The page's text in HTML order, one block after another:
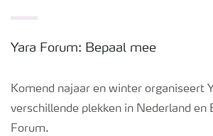
Grow the future
Yara Forum: Bepaal mee
Komend najaar en winter organiseert
verschillende plekken in Nederland en
Forum.